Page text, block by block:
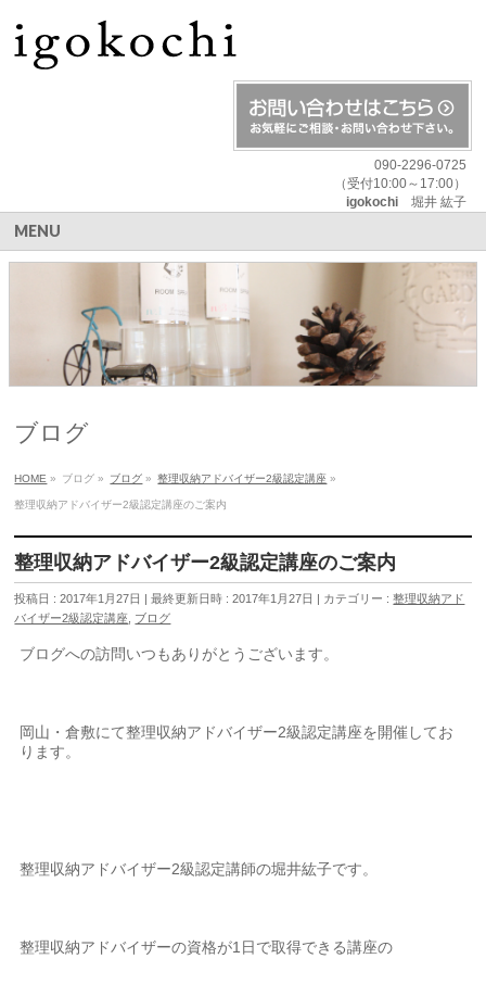
090-2296-0725
（受付10:00～17:00）
igokochi堀井 紘子
MENU
ブログ
HOME » ブログ » ブログ » 整理収納アドバイザー2級認定講座 »
整理収納アドバイザー2級認定講座のご案内
整理収納アドバイザー2級認定講座のご案内
投稿日 : 2017年1月27日 最終更新日時 : 2017年1月27日 カテゴリー :整理収納アド
バイザー2級認定講座
ブログ
ブログへの訪問いつもありがとうございます。
岡山・倉敷にて整理収納アドバイザー2級認定講座を開催してお
ります。
整理収納アドバイザー2級認定講師の堀井紘子です。
整理収納アドバイザーの資格が1日で取得できる講座の